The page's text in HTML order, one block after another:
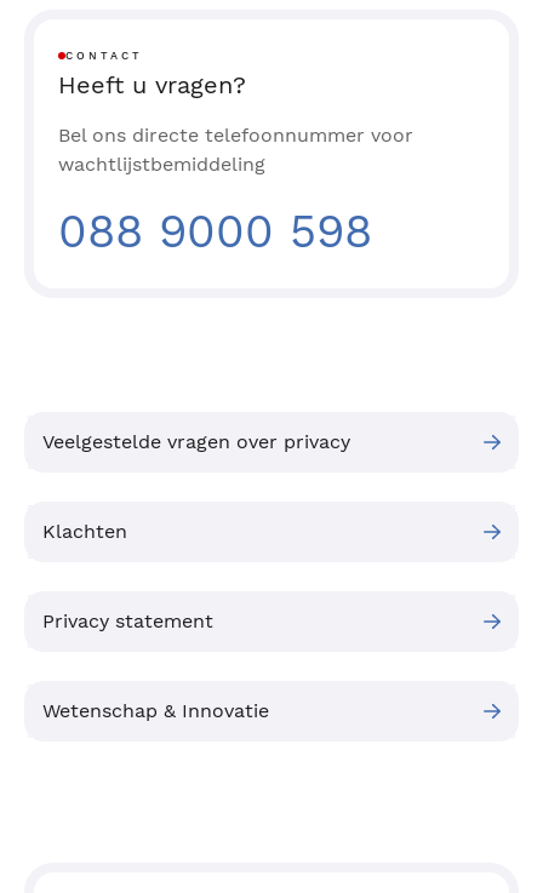
CONTACT
Heeft u vragen?
Bel ons directe telefoonnummer voor
wachtlijstbemiddeling
088 9000 598
Veelgestelde vragen over privacy
Klachten
Privacy statement
Wetenschap & Innovatie